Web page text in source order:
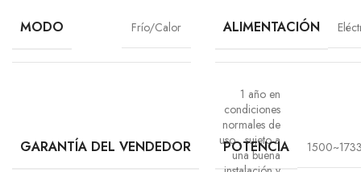
MODO Frío/Calor ALIMENTACIÓN
GARANTÍA DEL VENDEDOR
1 año en
condiciones
normales de
uso,sujeto a
una buena
POTENCIA